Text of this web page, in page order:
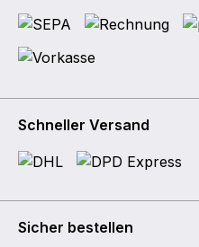
Schneller Versand
Sicher bestellen